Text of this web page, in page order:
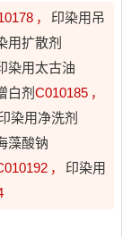
，
印染用吊
用扩散剂
染用太古油
白剂 C010185 ，
染用净洗剂
藻酸钠
，
印染用